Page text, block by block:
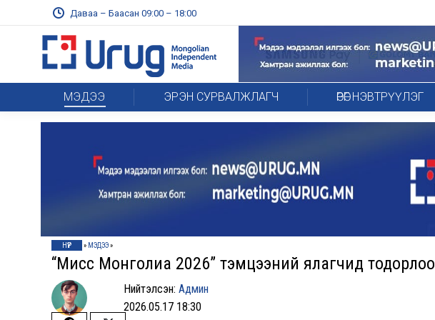
Даваа – Баасан 09:00 – 18:00
МЭДЭЭ ЭРЭН СУРВАЛЖЛАГЧ ӨРӨГ НЭВТРҮҮЛЭГ
НҮҮР » МЭДЭЭ»
“Мисс Монголиа 2026” тэмцээний ялагчид тодорлоо
Нийтэлсэн:Админ
2026.05.17 18:30